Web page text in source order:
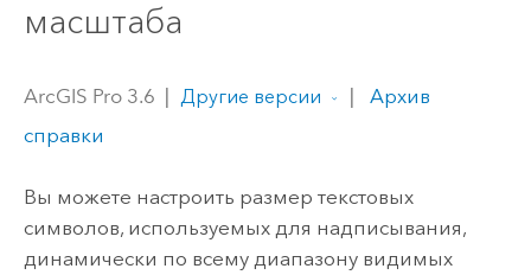
масштаба
ArcGIS Pro 3.6 Другие версии
Архив
справки
Вы можете настроить размер текстовых
символов, используемых для надписывания,
динамически по всему диапазону видимых